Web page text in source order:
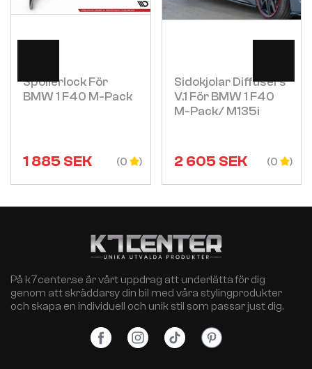
Spoilerlock För
BMW 1 F40 M-Pack
1 885SEK (0
Sidokjolar Diffusers
V.1 För BMW 1 F40
M-Pack/ M135i
2 605SEK (0
På k7center.se är vårt uppdrag att underlätta för dig
genom att skräddarsy din bil med våra stylingprodukter
och skapa en individuell och unik stil som passar just dig.